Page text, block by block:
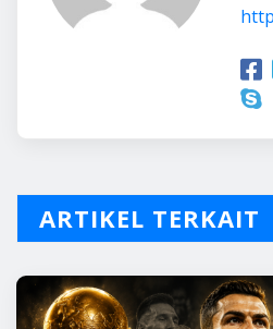
ARTIKEL TERKAIT